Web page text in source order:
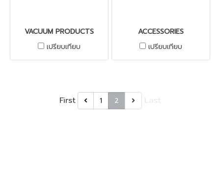
VACUUM PRODUCTS
เปรียบเทียบ
ACCESSORIES
เปรียบเทียบ
First 1 2